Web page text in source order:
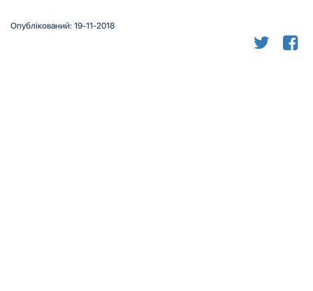
Опублікований: 19-11-2018